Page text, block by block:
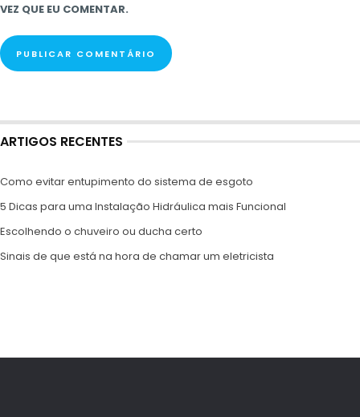
VEZ QUE EU COMENTAR.
ARTIGOS RECENTES
Como evitar entupimento do sistema de esgoto
5 Dicas para uma Instalação Hidráulica mais Funcional
Escolhendo o chuveiro ou ducha certo
Sinais de que está na hora de chamar um eletricista